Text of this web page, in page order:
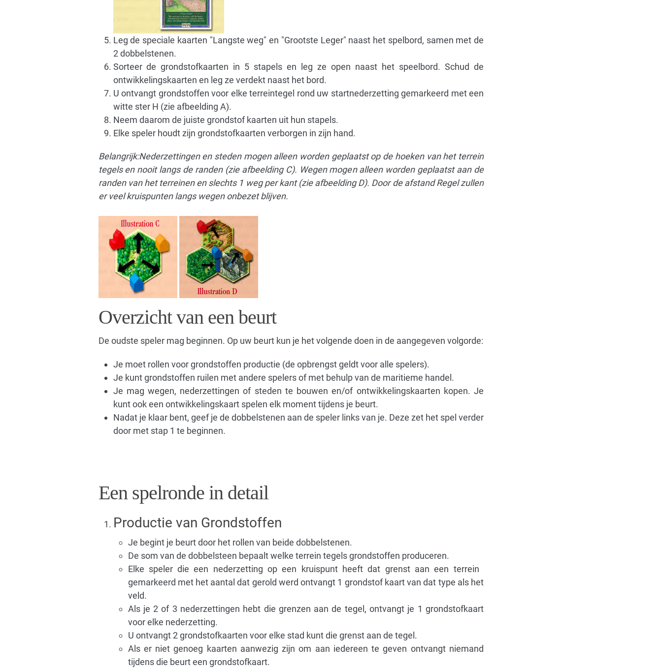
Leg de speciale kaarten "Langste weg" en "Grootste Leger" naast het spelbord, samen met de
2 dobbelstenen.
Sorteer de grondstofkaarten in 5 stapels en leg ze open naast het speelbord. Schud de
ontwikkelingskaarten en leg ze verdekt naast het bord.
U ontvangt grondstoffen voor elke terreintegel ​​rond uw startnederzetting gemarkeerd met een
witte ster H (zie afbeelding A).
Neem daarom de juiste grondstof kaarten uit hun stapels.
Elke speler houdt zijn grondstofkaarten verborgen in zijn hand.
Belangrijk:Nederzettingen en steden mogen alleen worden geplaatst op de hoeken van het terrein
tegels en nooit langs de randen (zie afbeelding C). Wegen mogen alleen worden geplaatst aan de
randen van het terreinen en slechts 1 weg per kant (zie afbeelding D). Door de afstand Regel zullen
er veel kruispunten langs wegen onbezet blijven.
Overzicht van een beurt
De oudste speler mag beginnen. Op uw beurt kun je het volgende doen in de aangegeven volgorde:
Je moet rollen voor grondstoffen productie (de opbrengst geldt voor alle spelers).
Je kunt grondstoffen ruilen met andere spelers of met behulp van de maritieme handel.
Je mag wegen, nederzettingen of steden te bouwen en/of ontwikkelingskaarten kopen. Je
kunt ook een ontwikkelingskaart spelen elk moment tijdens je beurt.
Nadat je klaar bent, geef je de dobbelstenen aan de speler links van je. Deze zet het spel verder
door met stap 1 te beginnen.
Een spelronde in detail
Productie van Grondstoffen
Je begint je beurt door het rollen van beide dobbelstenen.
De som van de dobbelsteen bepaalt welke terrein tegels grondstoffen produceren.
Elke speler die een nederzetting op een kruispunt heeft dat grenst aan een terrein ​​
gemarkeerd met het aantal dat gerold werd ontvangt 1 grondstof kaart van dat type als het
veld.
Als je 2 of 3 nederzettingen hebt die grenzen aan de tegel, ontvangt je 1 grondstofkaart
voor elke nederzetting.
U ontvangt 2 grondstofkaarten voor elke stad kunt die grenst aan de tegel.
Als er niet genoeg kaarten aanwezig zijn om aan iedereen te geven ontvangt niemand
tijdens die beurt een grondstofkaart.